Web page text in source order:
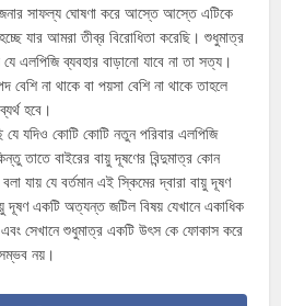
সাফল্য ঘোষণা করে আস্তে আস্তে এটিকে
যার আমরা তীব্র বিরোধিতা করেছি। শুধুমাত্র
এলপিজি ব্যবহার বাড়ানো যাবে না তা সত্য।
বেশি না থাকে বা পয়সা বেশি না থাকে তাহলে
হবে।
যদিও কোটি কোটি নতুন পরিবার এলপিজি
তাতে বাইরের বায়ু দূষণের বিন্দুমাত্র কোন
যায় যে বর্তমান এই স্কিমের দ্বারা বায়ু দূষণ
একটি অত্যন্ত জটিল বিষয় যেখানে একাধিক
সেখানে শুধুমাত্র একটি উৎস কে ফোকাস করে
নয়।